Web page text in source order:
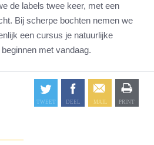
de labels twee keer, met een
Bij scherpe bochten nemen we
een cursus je natuurlijke
met vandaag.